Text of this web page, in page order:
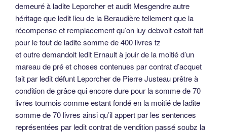
demeuré à ladite Leporcher et audit Mesgendre autre
héritage que ledit lieu de la Beraudière tellement que la
récompense et remplacement qu’on luy debvoit estoit fait
pour le tout de ladite somme de 400 livres tz
et outre demandoit ledit Ernault à jouir de la moitié d’un
mareau de pré et choses contenues par contrat d’acquet
fait par ledit défunt Leporcher de Pierre Justeau prêtre à
condition de grâce qui encore dure pour la somme de 70
livres tournois comme estant fondé en la moitié de ladite
somme de 70 livres ainsi qu’il appert par les sentences
représentées par ledit contrat de vendition passé soubz la